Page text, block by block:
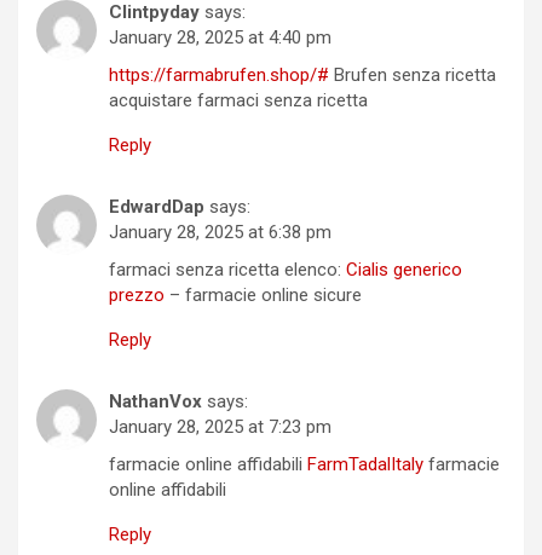
Clintpyday says:
January 28, 2025 at 4:40 pm
https://farmabrufen.shop/# Brufen senza ricetta
acquistare farmaci senza ricetta
Reply
EdwardDap says:
January 28, 2025 at 6:38 pm
farmaci senza ricetta elenco: Cialis generico
prezzo – farmacie online sicure
Reply
NathanVox says:
January 28, 2025 at 7:23 pm
farmacie online affidabili FarmTadalItaly farmacie
online affidabili
Reply